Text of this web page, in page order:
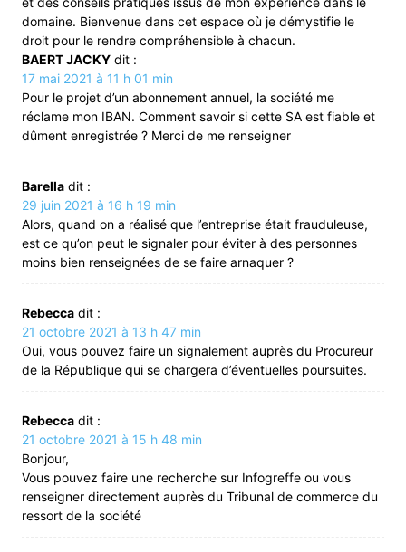
domaine. Bienvenue dans cet espace où je démystifie le
droit pour le rendre compréhensible à chacun.
BAERT JACKY dit :
17 mai 2021 à 11 h 01 min
Pour le projet d’un abonnement annuel, la société me
réclame mon IBAN. Comment savoir si cette SA est fiable et
dûment enregistrée ? Merci de me renseigner
Barella dit :
29 juin 2021 à 16 h 19 min
Alors, quand on a réalisé que l’entreprise était frauduleuse,
est ce qu’on peut le signaler pour éviter à des personnes
moins bien renseignées de se faire arnaquer ?
Rebecca dit :
21 octobre 2021 à 13 h 47 min
Oui, vous pouvez faire un signalement auprès du Procureur
de la République qui se chargera d’éventuelles poursuites.
Rebecca dit :
21 octobre 2021 à 15 h 48 min
Bonjour,
Vous pouvez faire une recherche sur Infogreffe ou vous
renseigner directement auprès du Tribunal de commerce du
ressort de la société